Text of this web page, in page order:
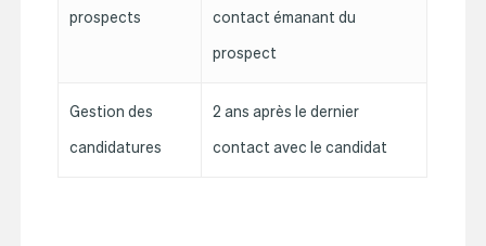
prospects contact émanant du
prospect
Gestion des
candidatures
2 ans après le dernier
contact avec le candidat